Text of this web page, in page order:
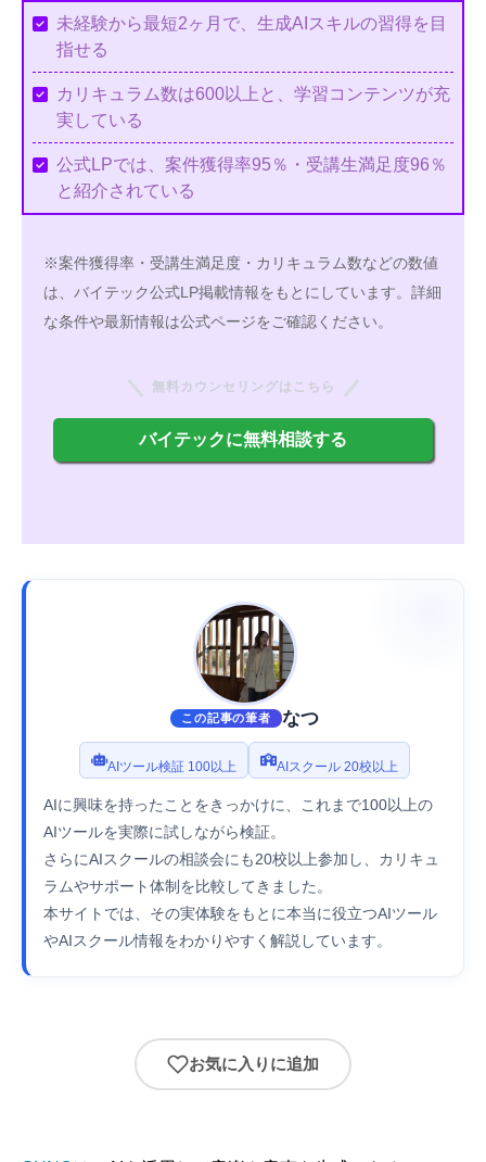
未経験から最短2ヶ月で、生成AIスキルの習得を目
指せる
カリキュラム数は600以上と、学習コンテンツが充
実している
公式LPでは、案件獲得率95％・受講生満足度96％
と紹介されている
※案件獲得率・受講生満足度・カリキュラム数などの数値
は、バイテック公式LP掲載情報をもとにしています。詳細
な条件や最新情報は公式ページをご確認ください。
無料カウンセリングはこちら
バイテックに無料相談する
この記事の筆者 なつ
AIツール検証 100以上 AIスクール 20校以上
AIに興味を持ったことをきっかけに、これまで100以上の
AIツールを実際に試しながら検証。
さらにAIスクールの相談会にも20校以上参加し、カリキュ
ラムやサポート体制を比較してきました。
本サイトでは、その実体験をもとに本当に役立つAIツール
やAIスクール情報をわかりやすく解説しています。
お気に入りに追加